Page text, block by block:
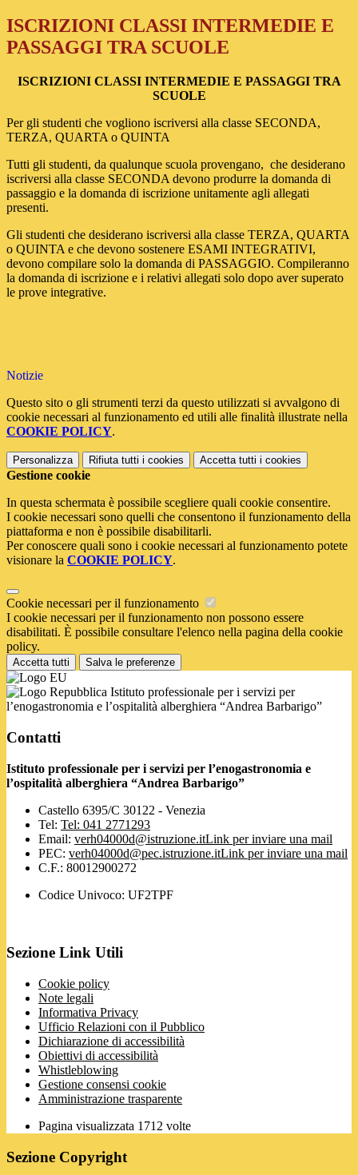
ISCRIZIONI CLASSI INTERMEDIE E
PASSAGGI TRA SCUOLE
ISCRIZIONI CLASSI INTERMEDIE E PASSAGGI TRA
SCUOLE
Per gli studenti che vogliono iscriversi alla classe SECONDA,
TERZA, QUARTA o QUINTA
Tutti gli studenti, da qualunque scuola provengano, che desiderano
iscriversi alla classe SECONDA devono produrre la domanda di
passaggio e la domanda di iscrizione unitamente agli allegati
presenti.
Gli studenti che desiderano iscriversi alla classe TERZA, QUARTA
o QUINTA e che devono sostenere ESAMI INTEGRATIVI,
devono compilare solo la domanda di PASSAGGIO. Compileranno
la domanda di iscrizione e i relativi allegati solo dopo aver superato
le prove integrative.
Notizie
Questo sito o gli strumenti terzi da questo utilizzati si avvalgono di
cookie necessari al funzionamento ed utili alle finalità illustrate nella
COOKIE POLICY.
Personalizza Rifiuta tutti i cookies Accetta tutti i cookies
Gestione cookie
In questa schermata è possibile scegliere quali cookie consentire.
I cookie necessari sono quelli che consentono il funzionamento della
piattaforma e non è possibile disabilitarli.
Per conoscere quali sono i cookie necessari al funzionamento potete
visionare la COOKIE POLICY.
Cookie necessari per il funzionamento
I cookie necessari per il funzionamento non possono essere
disabilitati. È possibile consultare l'elenco nella pagina della cookie
policy.
Accetta tutti Salva le preferenze
Istituto professionale per i servizi per
l’enogastronomia e l’ospitalità alberghiera “Andrea Barbarigo”
Contatti
Istituto professionale per i servizi per l’enogastronomia e
l’ospitalità alberghiera “Andrea Barbarigo”
Castello 6395/C 30122 - Venezia
Tel: Tel: 041 2771293
Email: verh04000d@istruzione.itLink per inviare una mail
PEC: verh04000d@pec.istruzione.itLink per inviare una mail
C.F.: 80012900272
Codice Univoco: UF2TPF
Sezione Link Utili
Cookie policy
Note legali
Informativa Privacy
Ufficio Relazioni con il Pubblico
Dichiarazione di accessibilità
Obiettivi di accessibilità
Whistleblowing
Gestione consensi cookie
Amministrazione trasparente
Pagina visualizzata 1712 volte
Sezione Copyright